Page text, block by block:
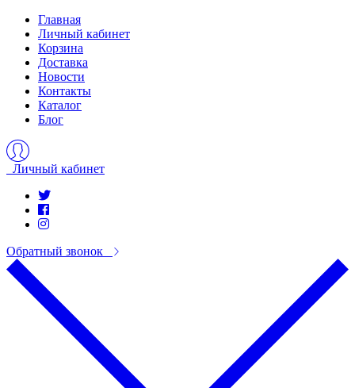
Главная
Личный кабинет
Корзина
Доставка
Новости
Контакты
Каталог
Блог
Личный кабинет
Обратный звонок